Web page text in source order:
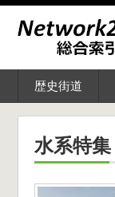
歴史街道
水系特集